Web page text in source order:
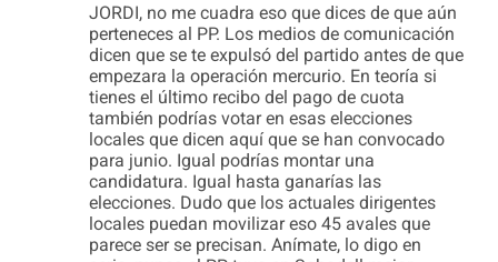
JORDI, no me cuadra eso que dices de que aún
perteneces al PP. Los medios de comunicación
dicen que se te expulsó del partido antes de que
empezara la operación mercurio. En teoría si
tienes el último recibo del pago de cuota
también podrías votar en esas elecciones
locales que dicen aquí que se han convocado
para junio. Igual podrías montar una
candidatura. Igual hasta ganarías las
elecciones. Dudo que los actuales dirigentes
locales puedan movilizar eso 45 avales que
parece ser se precisan. Anímate, lo digo en